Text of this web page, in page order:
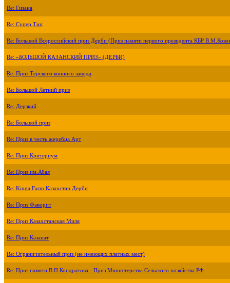
Re: Гизана
Re: Супер Тип
Re: Большой Всероссийский приз Дерби (Приз памяти первого президента КБР
Re: «БОЛЬШОЙ КАЗАНСКИЙ ПРИЗ» (ДЕРБИ)
Re: Приз Терского конного завода
Re: Большой Летний приз
Re: Дерзкий
Re: Большой приз
Re: Приз в честь жеребца Арт
Re: Приз Критериум
Re: Приз им.Абая
Re: Kinga Farm Казахстан Дерби
Re: Приз Фаворит
Re: Приз Казахстанская Миля
Re: Приз Казанат
Re: Ограничительный приз (не имеющих платных мест)
Re: Приз памяти В.П.Кондратова - Приз Министерства Сельского хозяйства РФ